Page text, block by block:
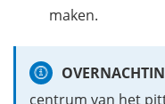
maken.
centrum van het